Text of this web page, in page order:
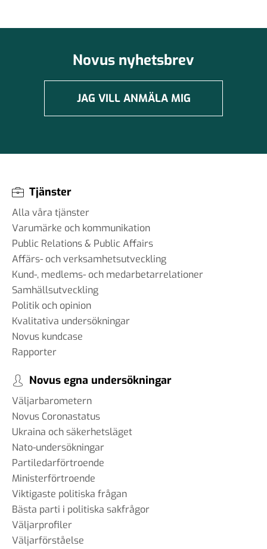
Novus nyhetsbrev
JAG VILL ANMÄLA MIG
Tjänster
Alla våra tjänster
Varumärke och kommunikation
Public Relations & Public Affairs
Affärs- och verksamhetsutveckling
Kund-, medlems- och medarbetarrelationer
Samhällsutveckling
Politik och opinion
Kvalitativa undersökningar
Novus kundcase
Rapporter
Novus egna undersökningar
Väljarbarometern
Novus Coronastatus
Ukraina och säkerhetsläget
Nato-undersökningar
Partiledarförtroende
Ministerförtroende
Viktigaste politiska frågan
Bästa parti i politiska sakfrågor
Väljarprofiler
Väljarförståelse